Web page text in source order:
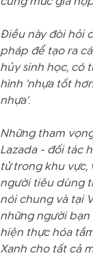
Điều này đòi hỏi
pháp để tạo ra
hủy sinh học, có
hình ‘nhựa tốt
nhựa’.
Những tham
Lazada - đối tác
tử trong khu vực,
người tiêu dùng
nói chung và tại
những người
hiện thực hóa
Xanh cho tất cả